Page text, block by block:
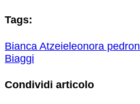
Tags:
Bianca Atzeieleonora pedron
Biaggi
Condividi articolo